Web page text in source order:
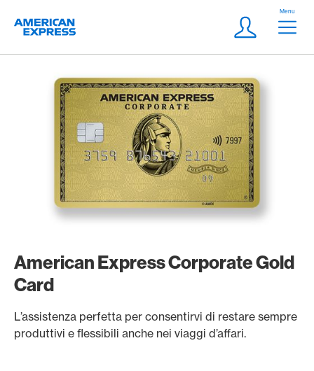
Logo
Meta
Login
Menu
American Express Corporate Gold
Card
L’assistenza perfetta per consentirvi di restare sempre
produttivi e flessibili anche nei viaggi d’affari.